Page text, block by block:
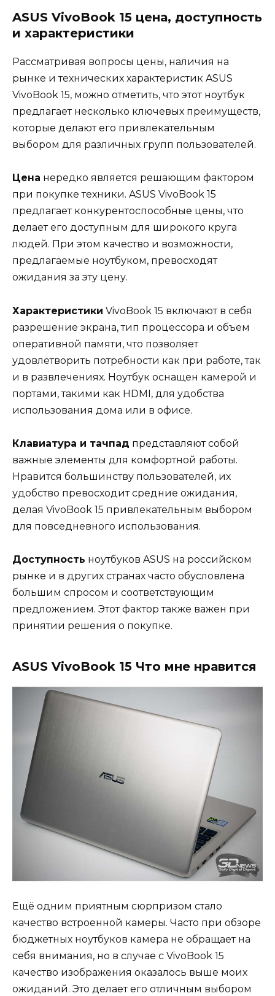
ASUS VivoBook 15 цена, доступность
и характеристики
Рассматривая вопросы цены, наличия на
рынке и технических характеристик ASUS
VivoBook 15, можно отметить, что этот ноутбук
предлагает несколько ключевых преимуществ,
которые делают его привлекательным
выбором для различных групп пользователей.
Цена нередко является решающим фактором
при покупке техники. ASUS VivoBook 15
предлагает конкурентоспособные цены, что
делает его доступным для широкого круга
людей. При этом качество и возможности,
предлагаемые ноутбуком, превосходят
ожидания за эту цену.
Характеристики VivoBook 15 включают в себя
разрешение экрана, тип процессора и объем
оперативной памяти, что позволяет
удовлетворить потребности как при работе, так
и в развлечениях. Ноутбук оснащен камерой и
портами, такими как HDMI, для удобства
использования дома или в офисе.
Клавиатура и тачпад представляют собой
важные элементы для комфортной работы.
Нравится большинству пользователей, их
удобство превосходит средние ожидания,
делая VivoBook 15 привлекательным выбором
для повседневного использования.
Доступность ноутбуков ASUS на российском
рынке и в других странах часто обусловлена
большим спросом и соответствующим
предложением. Этот фактор также важен при
принятии решения о покупке.
ASUS VivoBook 15 Что мне нравится
Ещё одним приятным сюрпризом стало
качество встроенной камеры. Часто при обзоре
бюджетных ноутбуков камера не обращает на
себя внимания, но в случае с VivoBook 15
качество изображения оказалось выше моих
ожиданий. Это делает его отличным выбором